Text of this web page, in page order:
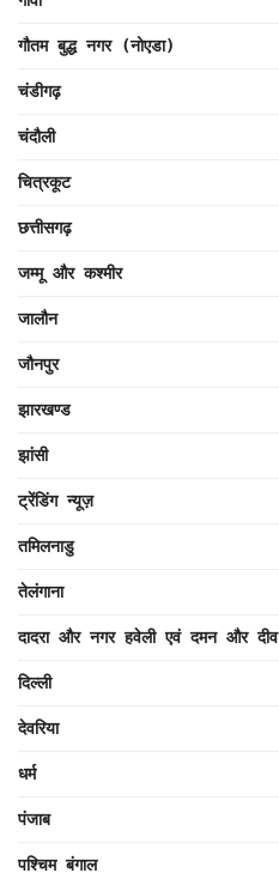
गौतम बुद्ध नगर (नोएडा)
चंडीगढ़
चंदौली
चित्रकूट
छत्तीसगढ़
जम्मू और कश्मीर
जालौन
जौनपुर
झारखण्ड
झांसी
ट्रेंडिंग न्यूज़
तमिलनाडु
तेलंगाना
दादरा और नगर हवेली एवं दमन और दीव
दिल्ली
देवरिया
धर्म
पंजाब
पश्चिम बंगाल